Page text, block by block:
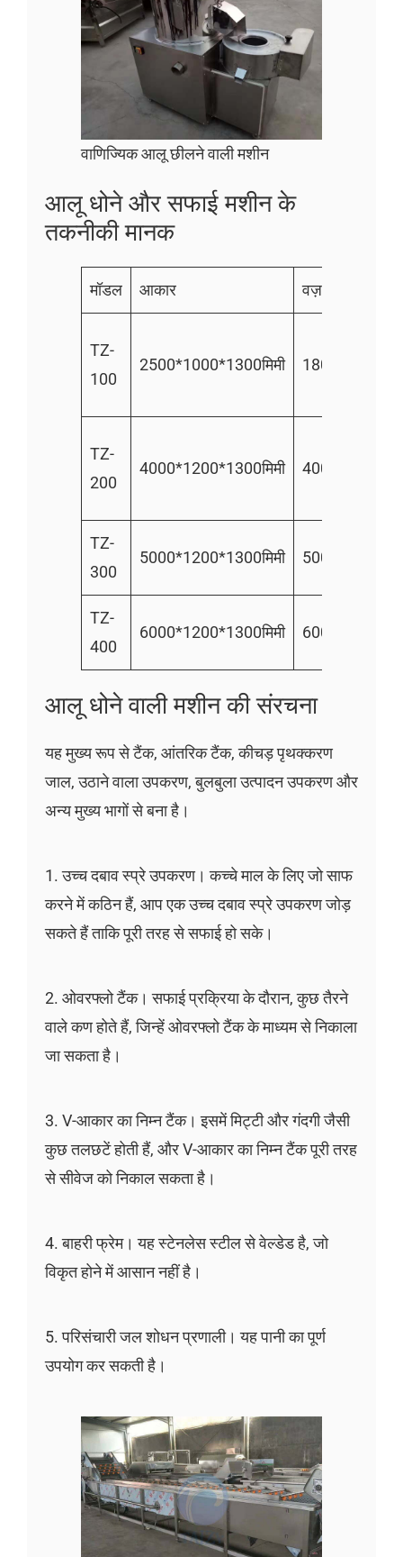
वाणिज्यिक आलू छीलने वाली मशीन
आलू धोने और सफाई मशीन के
तकनीकी मानक
मॉडल आकार वज़न
TZ-
100
2500*1000*1300मिमी 180
TZ-
200
4000*1200*1300मिमी 400
TZ-
300
5000*1200*1300मिमी 500
TZ-
400
6000*1200*1300मिमी 600
आलू धोने वाली मशीन की संरचना
यह मुख्य रूप से टैंक, आंतरिक टैंक, कीचड़ पृथक्करण
जाल, उठाने वाला उपकरण, बुलबुला उत्पादन उपकरण और
अन्य मुख्य भागों से बना है।
1. उच्च दबाव स्प्रे उपकरण। कच्चे माल के लिए जो साफ
करने में कठिन हैं, आप एक उच्च दबाव स्प्रे उपकरण जोड़
सकते हैं ताकि पूरी तरह से सफाई हो सके।
2. ओवरफ्लो टैंक। सफाई प्रक्रिया के दौरान, कुछ तैरने
वाले कण होते हैं, जिन्हें ओवरफ्लो टैंक के माध्यम से निकाला
जा सकता है।
3. V-आकार का निम्न टैंक। इसमें मिट्टी और गंदगी जैसी
कुछ तलछटें होती हैं, और V-आकार का निम्न टैंक पूरी तरह
से सीवेज को निकाल सकता है।
4. बाहरी फ्रेम। यह स्टेनलेस स्टील से वेल्डेड है, जो
विकृत होने में आसान नहीं है।
5. परिसंचारी जल शोधन प्रणाली। यह पानी का पूर्ण
उपयोग कर सकती है।